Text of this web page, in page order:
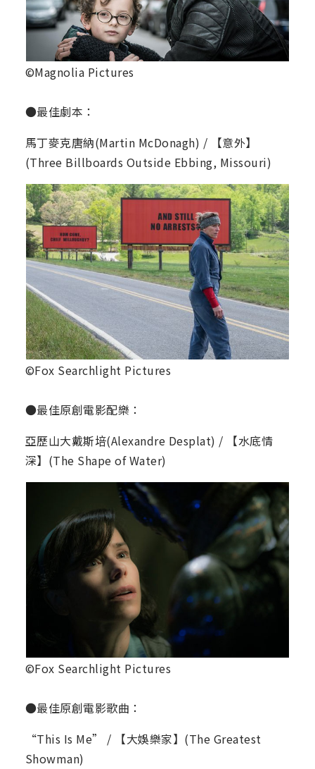
©Magnolia Pictures
●最佳劇本：
馬丁麥克唐納(Martin McDonagh) / 【意外】
(Three Billboards Outside Ebbing, Missouri)
©Fox Searchlight Pictures
●最佳原創電影配樂：
亞歷山大戴斯培(Alexandre Desplat) / 【水底情
深】(The Shape of Water)
©Fox Searchlight Pictures
●最佳原創電影歌曲：
“This Is Me” / 【大娛樂家】(The Greatest
Showman)